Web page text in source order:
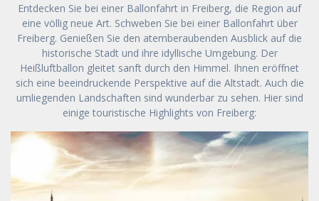
Entdecken Sie bei einer Ballonfahrt in Freiberg, die Region auf
eine völlig neue Art. Schweben Sie bei einer Ballonfahrt über
Freiberg. Genießen Sie den atemberaubenden Ausblick auf die
historische Stadt und ihre idyllische Umgebung. Der
Heißluftballon gleitet sanft durch den Himmel. Ihnen eröffnet
sich eine beeindruckende Perspektive auf die Altstadt. Auch die
umliegenden Landschaften sind wunderbar zu sehen. Hier sind
einige touristische Highlights von Freiberg: